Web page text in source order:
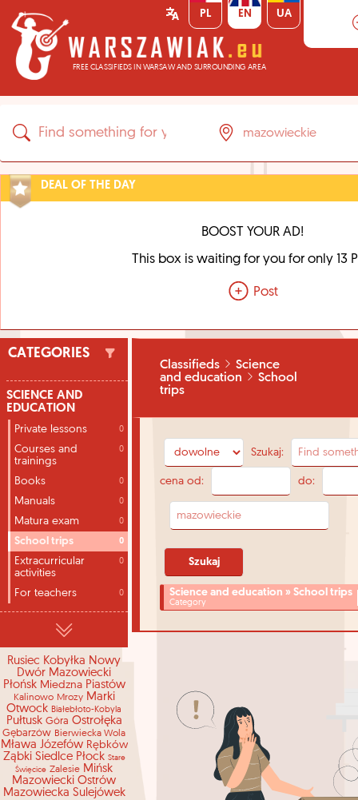
FREE CLASSIFIEDS IN WARSAW AND SURROUNDING AREA
PL EN UA
DEAL OF THE DAY
BOOST YOUR AD!
This box is waiting for you for only 13
Post
CATEGORIES
SCIENCE AND
EDUCATION
Private lessons 0
Courses and
trainings
0
Books 0
Manuals 0
Matura exam 0
School trips 0
Extracurricular
activities
0
For teachers 0
Rusiec Kobyłka Nowy
Dwór Mazowiecki
Płońsk Miedzna Piastów
Kalinowo Mrozy Marki
Otwock Białebłoto-Kobyla
Pułtusk Góra Ostrołęka
Gębarzów Bierwiecka Wola
Mława Józefów Rębków
Ząbki Siedlce Płock Stare
Święcice Zalesie Mińsk
Mazowiecki Ostrów
Mazowiecka Sulejówek
Classifieds
Science
and education
School
trips
Szukaj:
cena od: do:
Science and education » School trips
Category